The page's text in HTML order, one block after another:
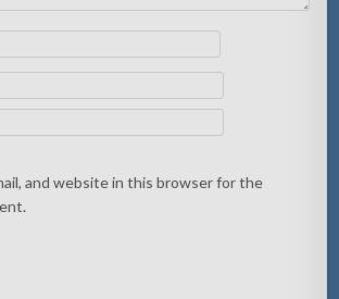
and website in this browser for the